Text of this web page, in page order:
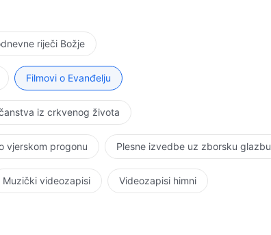
riječi Božje
Filmovi o Evanđelju
iz crkvenog života
vjerskom progonu Plesne izvedbe uz zborsku glazbu
Muzički videozapisi Videozapisi himni